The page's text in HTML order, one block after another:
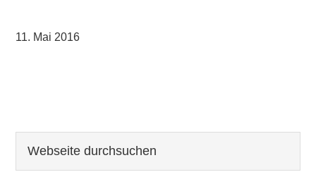
11. Mai 2016
Seitenspalte
durchsuchen